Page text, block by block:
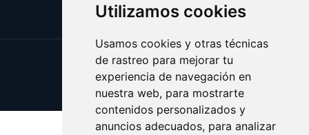
Utilizamos cookies
Usamos cookies y otras técnicas
de rastreo para mejorar tu
experiencia de navegación en
nuestra web, para mostrarte
contenidos personalizados y
anuncios adecuados, para analizar
Update cookies preferences
Copyright © 2025 vinicola.es